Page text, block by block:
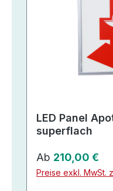
LED Panel
superflach
Regulärer Preis:
Ab 210,00 €
Preise exkl. MwSt.